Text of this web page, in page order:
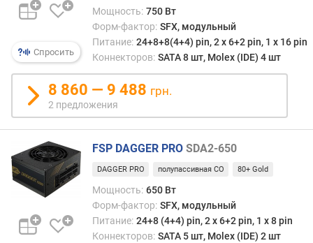
6
+
)
(
т
C
I
e
1
6
p
Спросить
Мощность: 750 Вт
Форм-фактор: SFX, модульный
Питание: 24+8+8(4+4) pin, 2 х 6+2 pin, 1 x 16 pin
Коннекторов: SATA 8 шт, Molex (IDE) 4 шт
8 860 — 9 488 грн.
2 предложения
FSP DAGGER PRO SDA2-650
DAGGER PRO полупассивная СО 80+ Gold
Мощность: 650 Вт
Форм-фактор: SFX, модульный
Питание: 24+8 (4+4) pin, 2 х 6+2 pin, 1 x 8 pin
Коннекторов: SATA 5 шт, Molex (IDE) 2 шт